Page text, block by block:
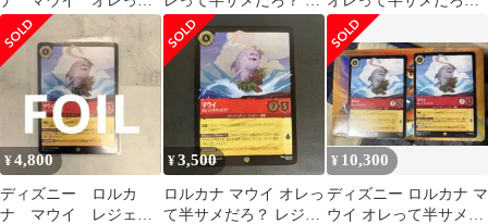
半サメだろ？ 1枚
ジェンダリー 大いな
るアズライト
124/204
¥4,800
ディズニー ロルカ
ナ マウイ レジェン
¥3,500
ロルカナ マウイ オレっ
て半サメだろ？ レジェ
¥ 10,300
ディズニー ロルカナ マ
ウイ オレって半サメだ